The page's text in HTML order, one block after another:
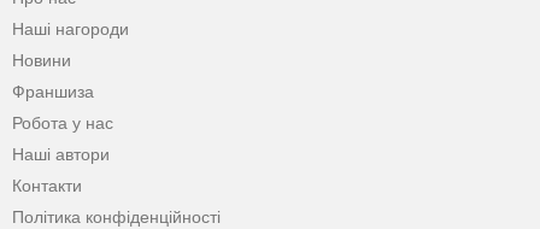
Наші нагороди
Новини
Франшиза
Робота у нас
Наші автори
Контакти
Політика конфіденційності